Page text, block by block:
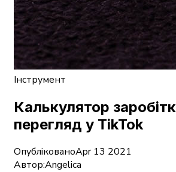
Інструмент
Калькулятор
перегляд у TikTok
ОпублікованоApr 13 2021
Автор:Angelica